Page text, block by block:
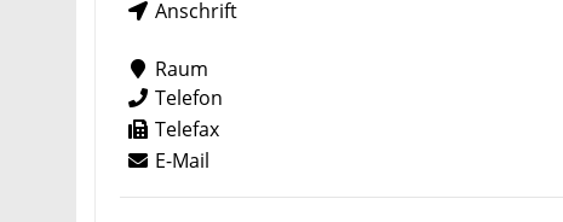
Anschrift
Raum
Telefon
Telefax
E-Mail